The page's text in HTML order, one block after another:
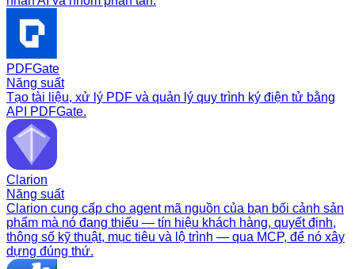
PDFGate
Năng suất
Tạo tài liệu, xử lý PDF và quản lý quy trình ký điện tử bằng
API PDFGate.
Clarion
Năng suất
Clarion cung cấp cho agent mã nguồn của bạn bối cảnh sản
phẩm mà nó đang thiếu — tín hiệu khách hàng, quyết định,
thông số kỹ thuật, mục tiêu và lộ trình — qua MCP, để nó xây
dựng đúng thứ.